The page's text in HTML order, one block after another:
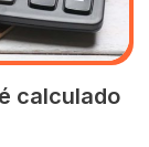
calculado